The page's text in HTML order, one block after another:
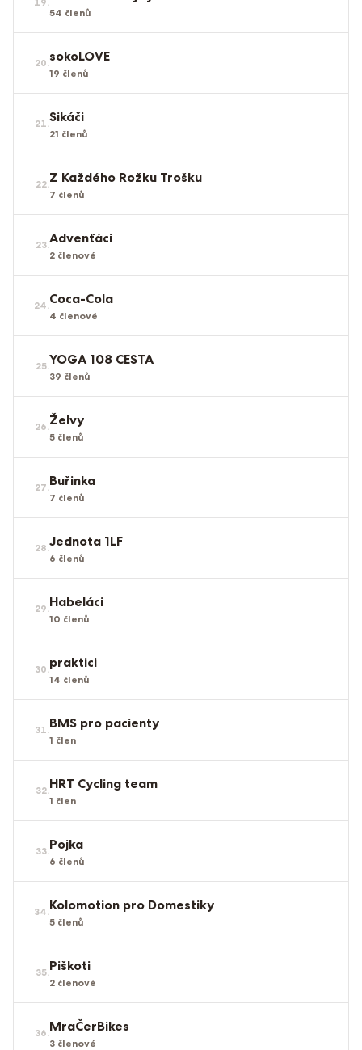
54 členů
20.sokoLOVE
19 členů
21.Sikáči
21 členů
22.Z Každého Rožku Trošku
7 členů
23.Advenťáci
2 členové
24.Coca-Cola
4 členové
25.YOGA 108 CESTA
39 členů
26.Želvy
5 členů
27.Buřinka
7 členů
28.Jednota 1LF
6 členů
29.Habeláci
10 členů
30.praktici
14 členů
31.BMS pro pacienty
1 člen
32.HRT Cycling team
1 člen
33.Pojka
6 členů
34.Kolomotion pro Domestiky
5 členů
35.Piškoti
2 členové
36.MraČerBikes
3 členové